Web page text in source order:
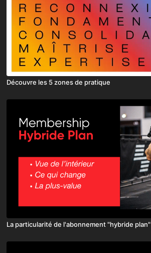
Découvre les 5 zones de pratique
La particularité de l'abonnement "hybride plan"